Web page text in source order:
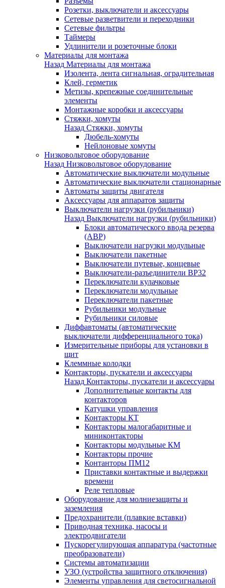
Розетки, выключатели и аксессуары
Сетевые разветвители и переходники
Сетевые фильтры
Таймеры
Удлинители и розеточные блоки
Материалы для монтажа
Назад Материалы для монтажа
Изолента, лента сигнальная, оградительная
Клей, герметик
Метизы, крепежные соединительные
элементы
Монтажные коробки и аксессуары
Стяжки, хомуты
Назад Стяжки, хомуты
Дюбель-хомуты
Нейлоновые хомуты
Низковольтовое оборудование
Назад Низковольтовое оборудование
Автоматические выключатели модульные
Автоматические выключатели стационарные
Автоматы защиты двигателя
Аксессуары для аппаратов защиты
Выключатели нагрузки (рубильники)
Назад Выключатели нагрузки (рубильники)
Блоки автоматического ввода резерва
(АВР)
Выключатели нагрузки модульные
Выключатели пакетные
Выключатели путевые, концевые
Выключатели-разъединители ВР32
Переключатели кулачковые
Переключатели модульные
Переключатели пакетные
Рубильники модульные
Рубильники силовые
Диффавтоматы (автоматические
выключатели дифференциального тока)
Измерительные приборы для установки в
щит
Клеммные колодки
Контакторы, пускатели и аксессуары
Назад Контакторы, пускатели и аксессуары
Дополнительные контакты для
контакторов
Катушки управления
Контакторы КТ
Контакторы малогабаритные и
миниконтакторы
Контакторы модульные КМ
Контакторы прочие
Контанторы ПМ12
Приставки контактные и выдержки
времени
Реле тепловые
Оборудование для молниезащиты и
заземления
Предохранители (плавкие вставки)
Приводная техника, насосы и
электродвигатели
Пускорегулирующая аппаратура (частотные
преобразователи)
Системы автоматизации
УЗО (устройства защитного отключения)
Элементы управления для светосигнальной